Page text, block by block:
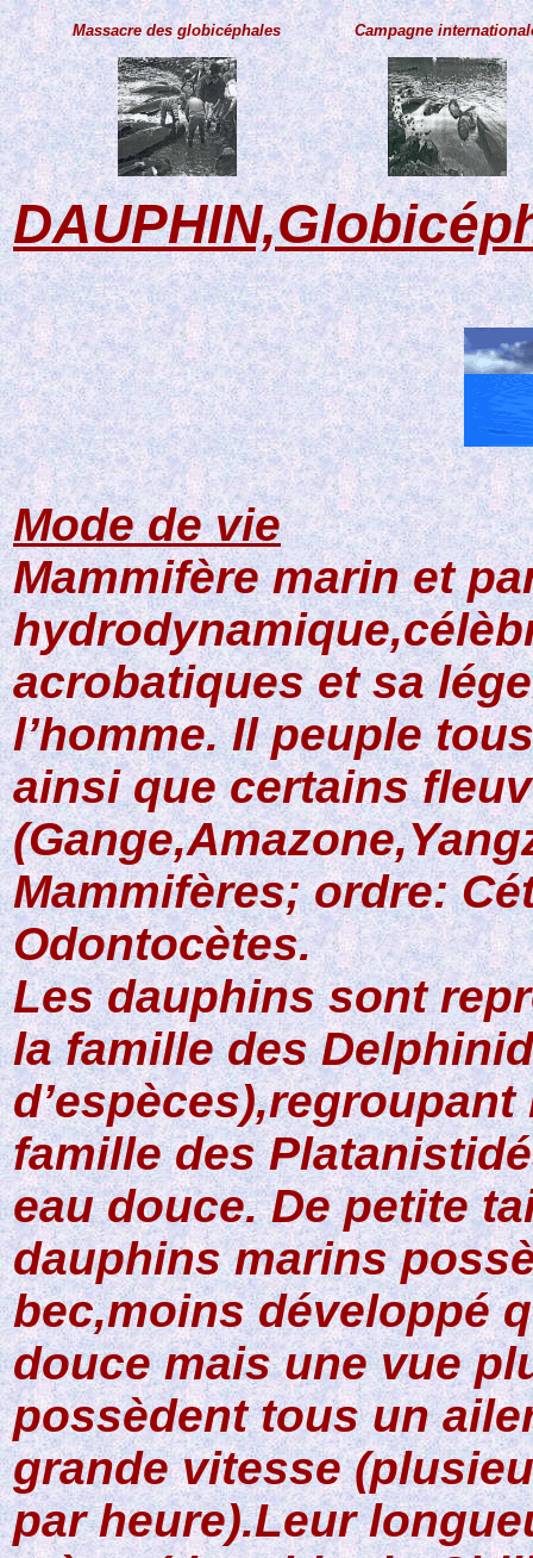
Massacre des globicéphales Campagne
Mode de vie
Mammifère marin et
acrobatiques et sa
l’homme. Il peuple
ainsi que certains
Mammifères; ordre:
Odontocètes.
Les dauphins sont
la famille des
famille des
eau douce. De petite
dauphins marins
bec,moins développé
douce mais une vue
possèdent tous un
grande vitesse
par heure).Leur